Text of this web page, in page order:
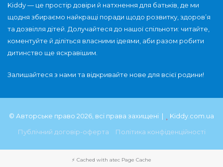
Kiddy — це простір довіри й натхнення для батьків, де ми
щодня збираємо найкращі поради щодо розвитку, здоров’я
та дозвілля дітей. Долучайтеся до нашої спільноти: читайте,
коментуйте й діліться власними ідеями, аби разом робити
дитинство ще яскравішим.
Залишайтеся з нами та відкривайте нове для всієї родини!
© Авторське право 2026, всі права захищені |
Kiddy.com.ua
Публічний договір-оферта
Політика конфіденційності
⚡ Cached with atec Page Cache